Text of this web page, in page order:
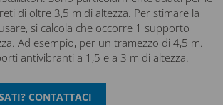
di oltre 3,5 m di altezza. Per stimare la
si calcola che occorre 1 supporto
Ad esempio, per un tramezzo di 4,5 m.
antivibranti a 1,5 e a 3 m di altezza.